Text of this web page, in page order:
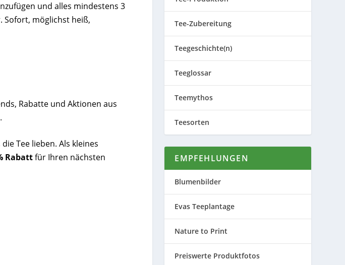
und alles mindestens 3
Sofort, möglichst heiß,
Rabatte und Aktionen aus
Tee lieben. Als kleines
Rabattfür Ihren nächsten
Tee-Zubereitung
Teegeschichte(n)
Teeglossar
Teemythos
Teesorten
EMPFEHLUNGEN
Blumenbilder
Evas Teeplantage
Nature to Print
Preiswerte Produktfotos